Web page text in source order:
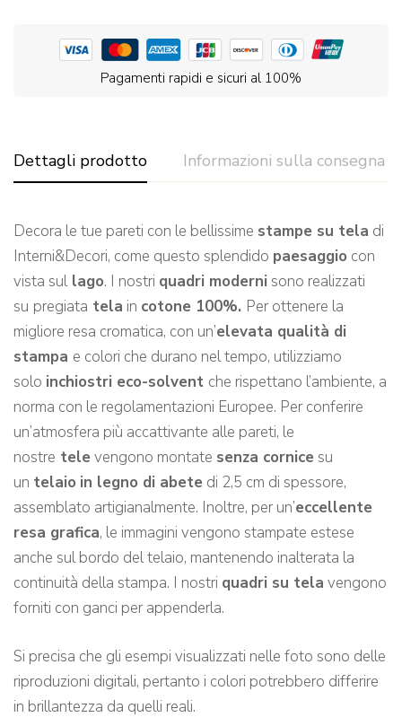
Pagamenti rapidi e sicuri al 100%
Dettagli prodotto Informazioni sulla consegna
Decora le tue pareti con le bellissime stampe su tela di
Interni&Decori, come questo splendido paesaggio con
vista sullago. I nostri quadri moderni sono realizzati
su pregiata tela in cotone 100%. Per ottenere la
migliore resa cromatica, con un’elevata qualità di
stampa e colori che durano nel tempo, utilizziamo
solo inchiostri eco-solvent che rispettano l’ambiente, a
norma con le regolamentazioni Europee. Per conferire
un’atmosfera più accattivante alle pareti, le
nostre tele vengono montate senza cornice su
un telaio in legno di abete di 2,5 cm di spessore,
assemblato artigianalmente. Inoltre, per un’eccellente
resa grafica, le immagini vengono stampate estese
anche sul bordo del telaio, mantenendo inalterata la
continuità della stampa. I nostri quadri su tela vengono
forniti con ganci per appenderla.
Si precisa che gli esempi visualizzati nelle foto sono delle
riproduzioni digitali, pertanto i colori potrebbero differire
in brillantezza da quelli reali.